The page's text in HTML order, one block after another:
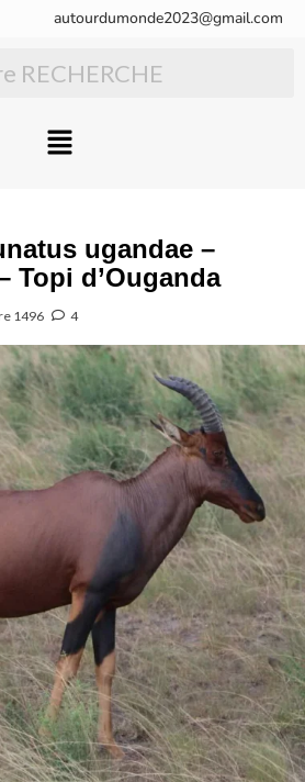
autourdumonde2023@gmail.com
ugandae –
Topi d’Ouganda
1496 4